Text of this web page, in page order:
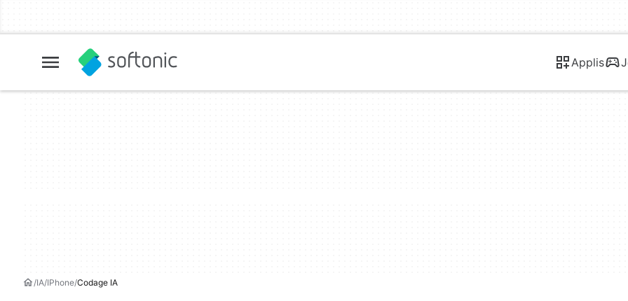
Applis
IA IPhone Codage IA